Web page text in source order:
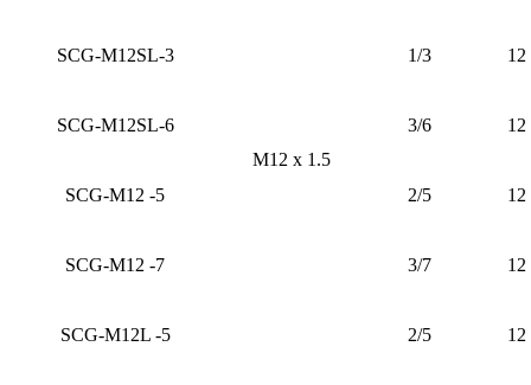
M12 x 1.5
SCG-M12SL-3 1/3 12
SCG-M12SL-6 3/6 12
SCG-M12 -5 2/5 12
SCG-M12 -7 3/7 12
SCG-M12L -5 2/5 12